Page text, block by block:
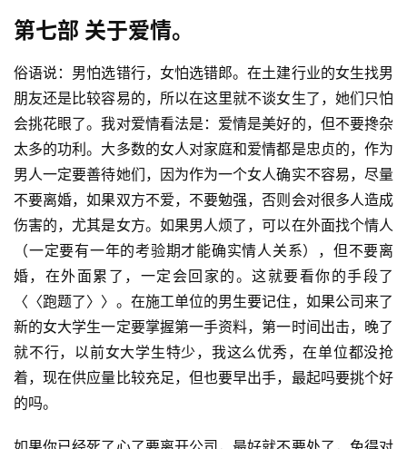
第七部 关于爱情。
俗语说：男怕选错行，女怕选错郎。在土建行业的女生找男
朋友还是比较容易的，所以在这里就不谈女生了，她们只怕
会挑花眼了。我对爱情看法是：爱情是美好的，但不要搀杂
太多的功利。大多数的女人对家庭和爱情都是忠贞的，作为
男人一定要善待她们，因为作为一个女人确实不容易，尽量
不要离婚，如果双方不爱，不要勉强，否则会对很多人造成
伤害的，尤其是女方。如果男人烦了，可以在外面找个情人
（一定要有一年的考验期才能确实情人关系），但不要离
婚，在外面累了，一定会回家的。这就要看你的手段了
〈〈跑题了〉〉。在施工单位的男生要记住，如果公司来了
新的女大学生一定要掌握第一手资料，第一时间出击，晚了
就不行，以前女大学生特少，我这么优秀，在单位都没抢
着，现在供应量比较充足，但也要早出手，最起吗要挑个好
的吗。